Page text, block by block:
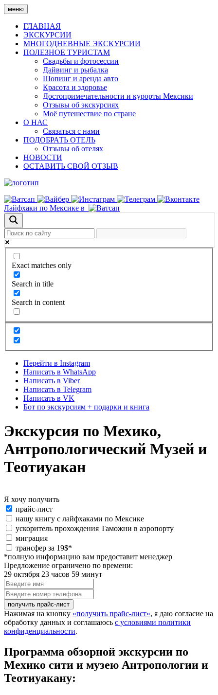
Skip
to
content
меню
ГЛАВНАЯ
ЭКСКУРСИИ
МНОГОДНЕВНЫЕ ЭКСКУРСИИ
ПОЛЕЗНОЕ ТУРИСТАМ
Свадьбы и фотосессии
Дайвинг и рыбалка
Шопинг и аренда авто
Красота и здоровье
Достопримечательности и курорты Мексики
Отзывы об экскурсиях
Моё путешествие по стране
О НАС
Связаться с нами
ПОДОБРАТЬ ОТЕЛЬ
Отзывы об отелях
НОВОСТИ
ОСТАВИТЬ СВОЙ ОТЗЫВ
Лайфхаки по Мексике в
Exact matches only
Search in title
Search in content
Перейти в Instagram
Написать в WhatsApp
Написать в Viber
Написать в Telegram
Написать в VK
Бот по экскурсиям + подарки и книга
Экскурсия по Мехико,
Антропологический Музей и
Теотиуакан
Я хочу получить
Я
хочу
получить:
прайс-лист
нашу книгу с лайфхаками по Мексике
ускоритель прохождения Таможни в аэропорту
миграция
special_offer2
трансфер за 19$*
*полную информацию вам предоставит менеджер
Предложение ограничено по времени:
29 октября 23 часов 59 минут
Введите
имя
Введите
номер
телефона
Нажимая на кнопку «получить прайс-лист», я даю согласие на
обработку данных и соглашаюсь с условиями политики
конфиденциальности.
Программа обзорной экскурсии по
Мехико сити и музею Антропологии и
Теотиуакану: